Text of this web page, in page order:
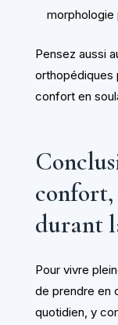
morphologie
Pensez aussi
orthopédiques
confort en
confort,
durant
Pour vivre
de prendre en
quotidien, y